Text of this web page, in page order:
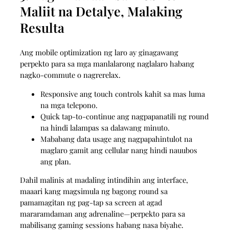
Maliit na Detalye, Malaking
Resulta
Ang mobile optimization ng laro ay ginagawang
perpekto para sa mga manlalarong naglalaro habang
nagko-commute o nagrerelax.
Responsive ang touch controls kahit sa mas luma
na mga telepono.
Quick tap-to‑continue ang nagpapanatili ng round
na hindi lalampas sa dalawang minuto.
Mababang data usage ang nagpapahintulot na
maglaro gamit ang cellular nang hindi nauubos
ang plan.
Dahil malinis at madaling intindihin ang interface,
maaari kang magsimula ng bagong round sa
pamamagitan ng pag-tap sa screen at agad
mararamdaman ang adrenaline—perpekto para sa
mabilisang gaming sessions habang nasa biyahe.